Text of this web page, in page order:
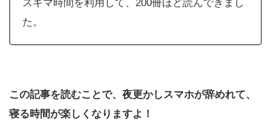
スキマ時間を利用して、200冊ほど読んできまし
た。
この記事を読むことで、夜更かしスマホが辞めれて、
寝る時間が楽しくなりますよ！